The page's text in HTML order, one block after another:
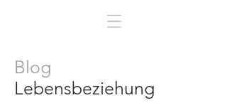
Blog
Lebensbeziehung